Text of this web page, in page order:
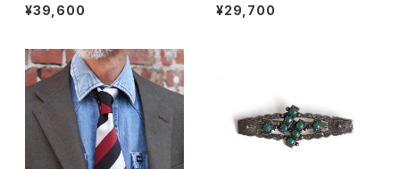
Vintage Navajo Owl Silver
Pins ヴィンテージ フクロウター
¥39,600 ジュエリー Comb ヘアコーム
¥29,700